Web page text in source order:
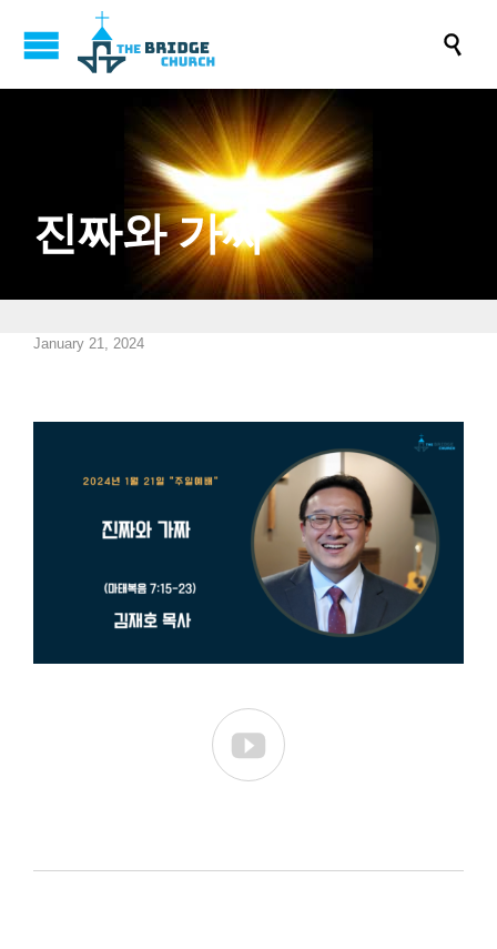

진짜와 가짜
January 21, 2024
